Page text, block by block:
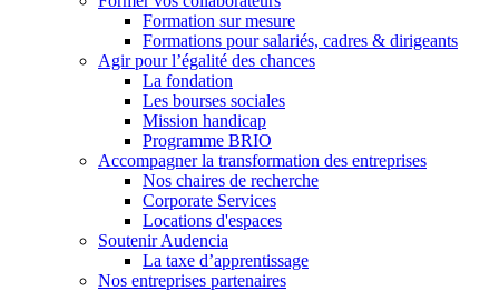
Formation sur mesure
Formations pour salariés, cadres & dirigeants
Agir pour l’égalité des chances
La fondation
Les bourses sociales
Mission handicap
Programme BRIO
Accompagner la transformation des entreprises
Nos chaires de recherche
Corporate Services
Locations d'espaces
Soutenir Audencia
La taxe d’apprentissage
Nos entreprises partenaires